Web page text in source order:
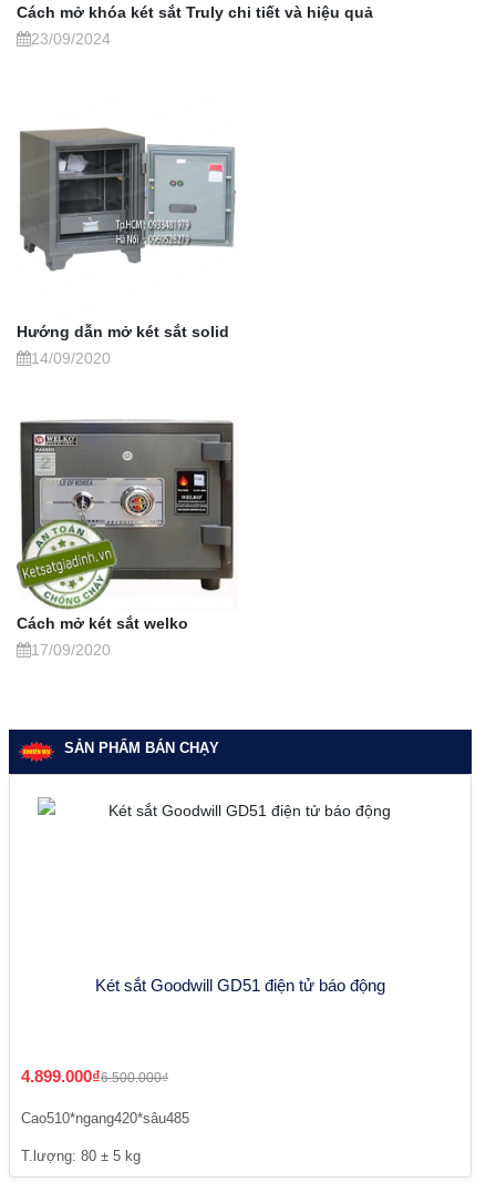
Cách mở khóa két sắt Truly chi tiết và hiệu quả
23/09/2024
Hướng dẫn mở két sắt solid
14/09/2020
Cách mở két sắt welko
17/09/2020
SẢN PHẨM BÁN CHẠY
Két sắt Goodwill GD51 điện tử báo động
4.899.000₫6.500.000₫
Cao510*ngang420*sâu485
T.lượng: 80 ± 5 kg